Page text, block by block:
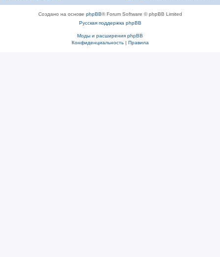
Создано на основе phpBB® Forum Software © phpBB Limited
Русская поддержка phpBB
Моды и расширения phpBB
Конфиденциальность| Правила